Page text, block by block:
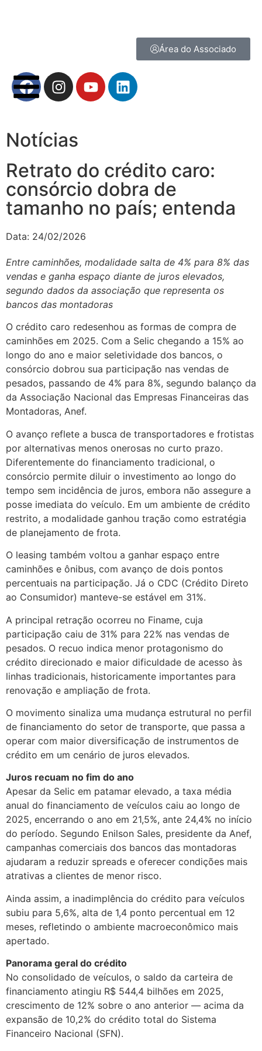
Área do Associado
Notícias
Retrato do crédito caro:
consórcio dobra de
tamanho no país; entenda
Data: 24/02/2026
Entre caminhões, modalidade salta de 4% para 8% das
vendas e ganha espaço diante de juros elevados,
segundo dados da associação que representa os
bancos das montadoras
O crédito caro redesenhou as formas de compra de
caminhões em 2025. Com a Selic chegando a 15% ao
longo do ano e maior seletividade dos bancos, o
consórcio dobrou sua participação nas vendas de
pesados, passando de 4% para 8%, segundo balanço da
da Associação Nacional das Empresas Financeiras das
Montadoras, Anef.
O avanço reflete a busca de transportadores e frotistas
por alternativas menos onerosas no curto prazo.
Diferentemente do financiamento tradicional, o
consórcio permite diluir o investimento ao longo do
tempo sem incidência de juros, embora não assegure a
posse imediata do veículo. Em um ambiente de crédito
restrito, a modalidade ganhou tração como estratégia
de planejamento de frota.
O leasing também voltou a ganhar espaço entre
caminhões e ônibus, com avanço de dois pontos
percentuais na participação. Já o CDC (Crédito Direto
ao Consumidor) manteve-se estável em 31%.
A principal retração ocorreu no Finame, cuja
participação caiu de 31% para 22% nas vendas de
pesados. O recuo indica menor protagonismo do
crédito direcionado e maior dificuldade de acesso às
linhas tradicionais, historicamente importantes para
renovação e ampliação de frota.
O movimento sinaliza uma mudança estrutural no perfil
de financiamento do setor de transporte, que passa a
operar com maior diversificação de instrumentos de
crédito em um cenário de juros elevados.
Juros recuam no fim do ano
Apesar da Selic em patamar elevado, a taxa média
anual do financiamento de veículos caiu ao longo de
2025, encerrando o ano em 21,5%, ante 24,4% no início
do período. Segundo Enilson Sales, presidente da Anef,
campanhas comerciais dos bancos das montadoras
ajudaram a reduzir spreads e oferecer condições mais
atrativas a clientes de menor risco.
Ainda assim, a inadimplência do crédito para veículos
subiu para 5,6%, alta de 1,4 ponto percentual em 12
meses, refletindo o ambiente macroeconômico mais
apertado.
Panorama geral do crédito
No consolidado de veículos, o saldo da carteira de
financiamento atingiu R$ 544,4 bilhões em 2025,
crescimento de 12% sobre o ano anterior — acima da
expansão de 10,2% do crédito total do Sistema
Financeiro Nacional (SFN).